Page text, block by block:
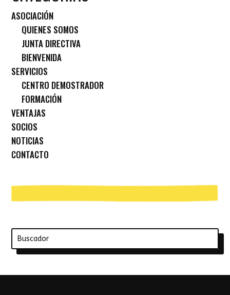
ASOCIACIÓN
QUIENES SOMOS
JUNTA DIRECTIVA
BIENVENIDA
SERVICIOS
CENTRO DEMOSTRADOR
FORMACIÓN
VENTAJAS
SOCIOS
NOTICIAS
CONTACTO
Buscar: